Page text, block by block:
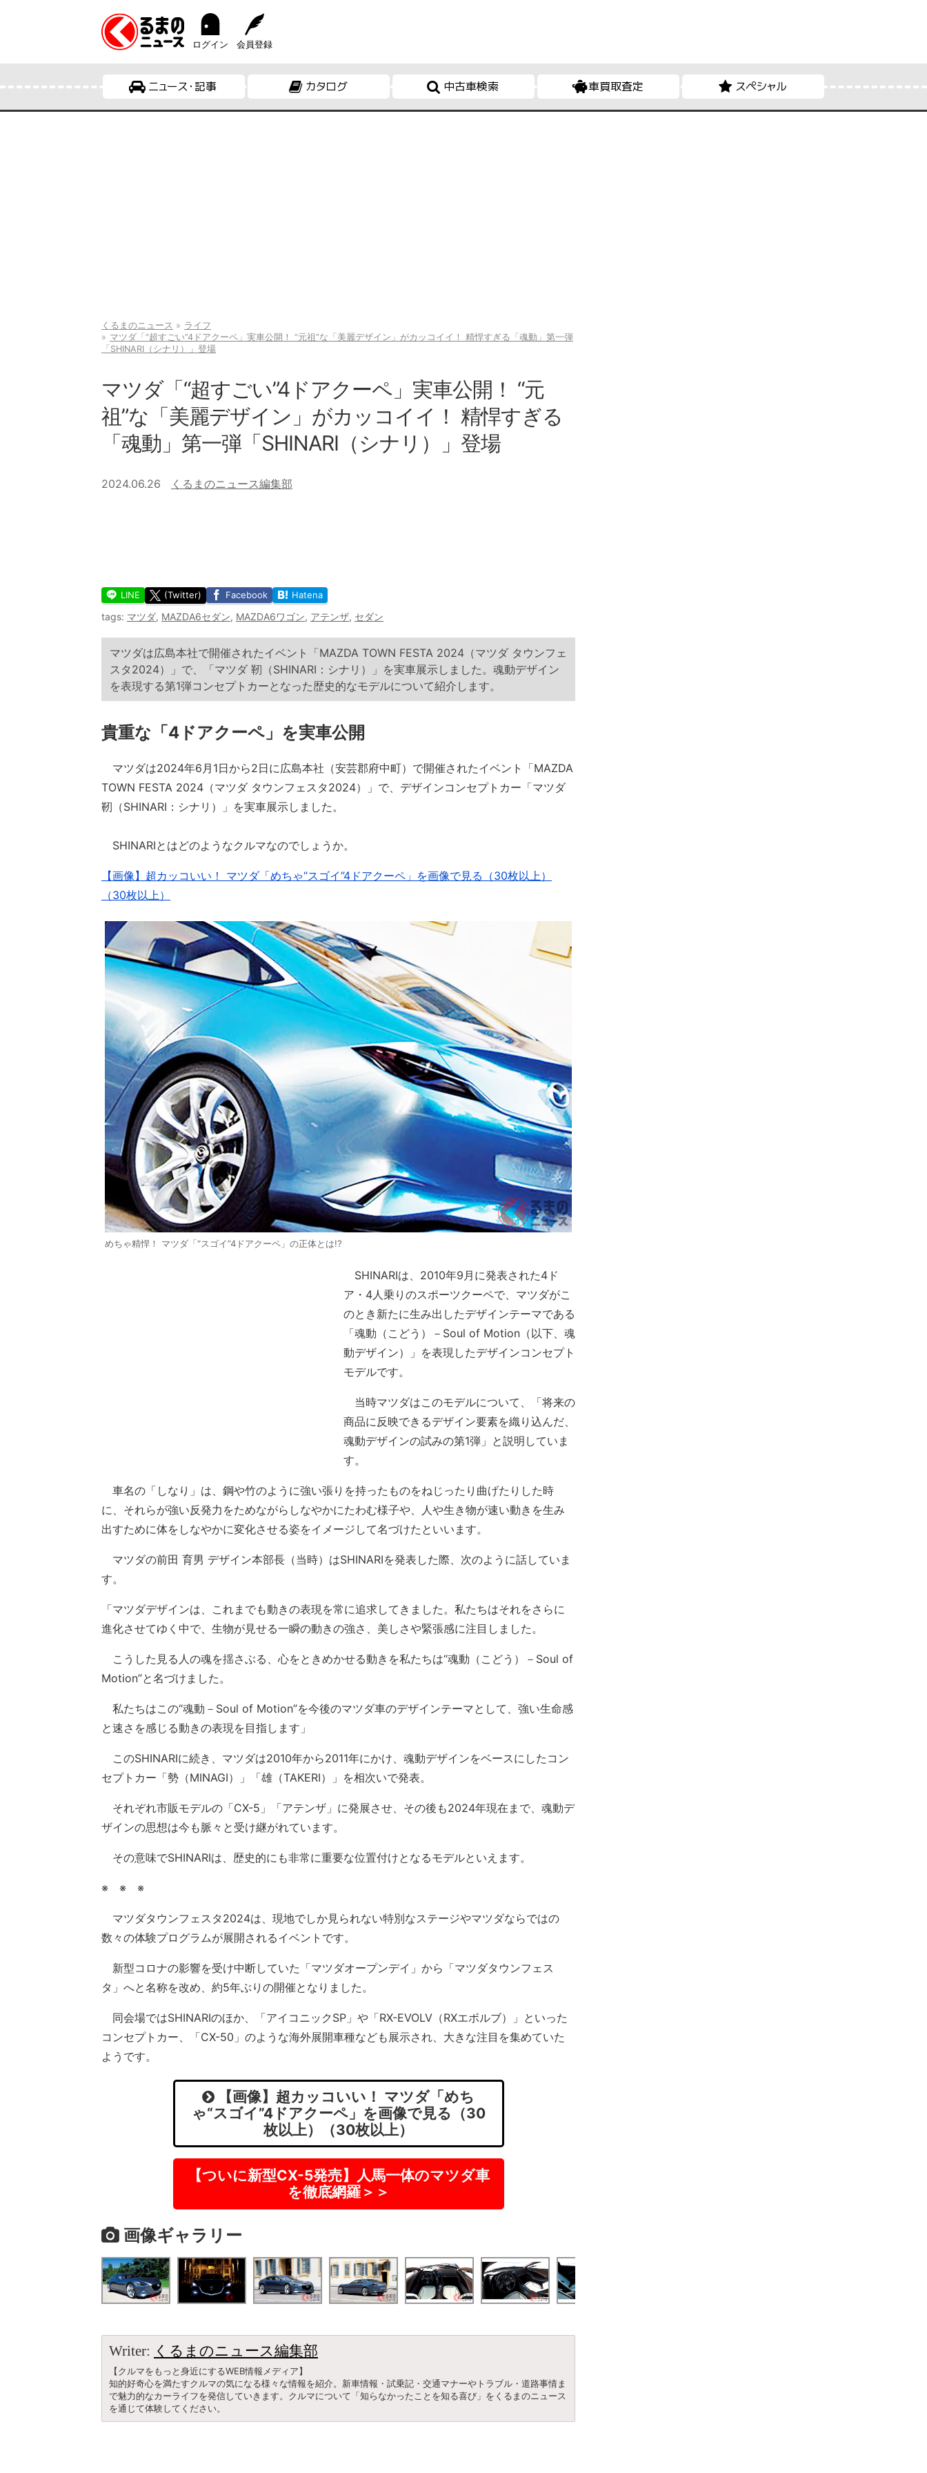
ログイン 会員登録
ニュース・記事 カタログ 中古車検索 車買取査定 スペシャル
くるまのニュース
ライフ
マツダ「“超すごい”4ドアクーペ」実車公開！ “元祖”な「美麗デザイン」がカッコイイ！ 精悍すぎる「魂動」第一弾
「SHINARI（シナリ）」登場
マツダ「“超すごい”4ドアクーペ」実車公開！ “元
祖”な「美麗デザイン」がカッコイイ！ 精悍すぎる
「魂動」第一弾「SHINARI（シナリ）」登場
2024.06.26 くるまのニュース編集部
LINE (Twitter) Facebook Hatena
tags: マツダ, MAZDA6セダン, MAZDA6ワゴン, アテンザ, セダン
マツダは広島本社で開催されたイベント「MAZDA TOWN FESTA 2024（マツダ タウンフェ
スタ2024）」で、「マツダ 靭（SHINARI：シナリ）」を実車展示しました。魂動デザイン
を表現する第1弾コンセプトカーとなった歴史的なモデルについて紹介します。
貴重な「4ドアクーペ」を実車公開
マツダは2024年6月1日から2日に広島本社（安芸郡府中町）で開催されたイベント「MAZDA
TOWN FESTA 2024（マツダ タウンフェスタ2024）」で、デザインコンセプトカー「マツダ
靭（SHINARI：シナリ）」を実車展示しました。
SHINARIとはどのようなクルマなのでしょうか。
【画像】超カッコいい！ マツダ「めちゃ“スゴイ”4ドアクーペ」を画像で見る（30枚以上）
（30枚以上）
めちゃ精悍！ マツダ「“スゴイ”4ドアクーペ」の正体とは!?
SHINARIは、2010年9月に発表された4ド
ア・4人乗りのスポーツクーペで、マツダがこ
のとき新たに生み出したデザインテーマである
「魂動（こどう）－Soul of Motion（以下、魂
動デザイン）」を表現したデザインコンセプト
モデルです。
当時マツダはこのモデルについて、「将来の
商品に反映できるデザイン要素を織り込んだ、
魂動デザインの試みの第1弾」と説明していま
す。
車名の「しなり」は、鋼や竹のように強い張りを持ったものをねじったり曲げたりした時
に、それらが強い反発力をためながらしなやかにたわむ様子や、人や生き物が速い動きを生み
出すために体をしなやかに変化させる姿をイメージして名づけたといいます。
マツダの前田 育男 デザイン本部長（当時）はSHINARIを発表した際、次のように話していま
す。
「マツダデザインは、これまでも動きの表現を常に追求してきました。私たちはそれをさらに
進化させてゆく中で、生物が見せる一瞬の動きの強さ、美しさや緊張感に注目しました。
こうした見る人の魂を揺さぶる、心をときめかせる動きを私たちは“魂動（こどう）－Soul of
Motion”と名づけました。
私たちはこの“魂動－Soul of Motion”を今後のマツダ車のデザインテーマとして、強い生命感
と速さを感じる動きの表現を目指します」
このSHINARIに続き、マツダは2010年から2011年にかけ、魂動デザインをベースにしたコン
セプトカー「勢（MINAGI）」「雄（TAKERI）」を相次いで発表。
それぞれ市販モデルの「CX-5」「アテンザ」に発展させ、その後も2024年現在まで、魂動デ
ザインの思想は今も脈々と受け継がれています。
その意味でSHINARIは、歴史的にも非常に重要な位置付けとなるモデルといえます。
※ ※ ※
マツダタウンフェスタ2024は、現地でしか見られない特別なステージやマツダならではの
数々の体験プログラムが展開されるイベントです。
新型コロナの影響を受け中断していた「マツダオープンデイ」から「マツダタウンフェス
タ」へと名称を改め、約5年ぶりの開催となりました。
同会場ではSHINARIのほか、「アイコニックSP」や「RX-EVOLV（RXエボルブ）」といった
コンセプトカー、「CX-50」のような海外展開車種なども展示され、大きな注目を集めていた
ようです。
【画像】超カッコいい！ マツダ「めち
ゃ“スゴイ”4ドアクーペ」を画像で見る（30
枚以上）（30枚以上）
【ついに新型CX-5発売】人馬一体のマツダ車
を徹底網羅＞＞
画像ギャラリー
Writer: くるまのニュース編集部
【クルマをもっと身近にするWEB情報メディア】
知的好奇心を満たすクルマの気になる様々な情報を紹介。新車情報・試乗記・交通マナーやトラブル・道路事情ま
で魅力的なカーライフを発信していきます。クルマについて「知らなかったことを知る喜び」をくるまのニュース
を通じて体験してください。